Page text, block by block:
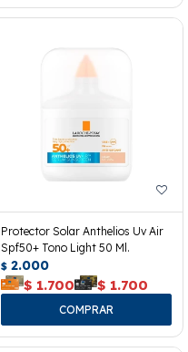
Protector Solar Anthelios Uv Air
Spf50+ Tono Light 50 Ml.
$ 2.000
$ 1.700 $ 1.700